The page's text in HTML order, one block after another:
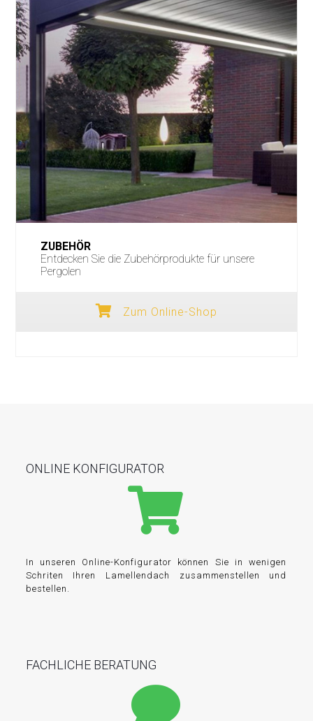
ZUBEHÖR
Entdecken Sie die Zubehörprodukte für unsere
Pergolen
Zum Online-Shop
ONLINE KONFIGURATOR
In unseren Online-Konfigurator können Sie in wenigen
Schriten Ihren Lamellendach zusammenstellen und
bestellen.
FACHLICHE BERATUNG